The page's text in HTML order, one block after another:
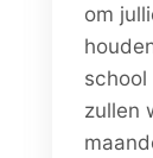
om
zullen